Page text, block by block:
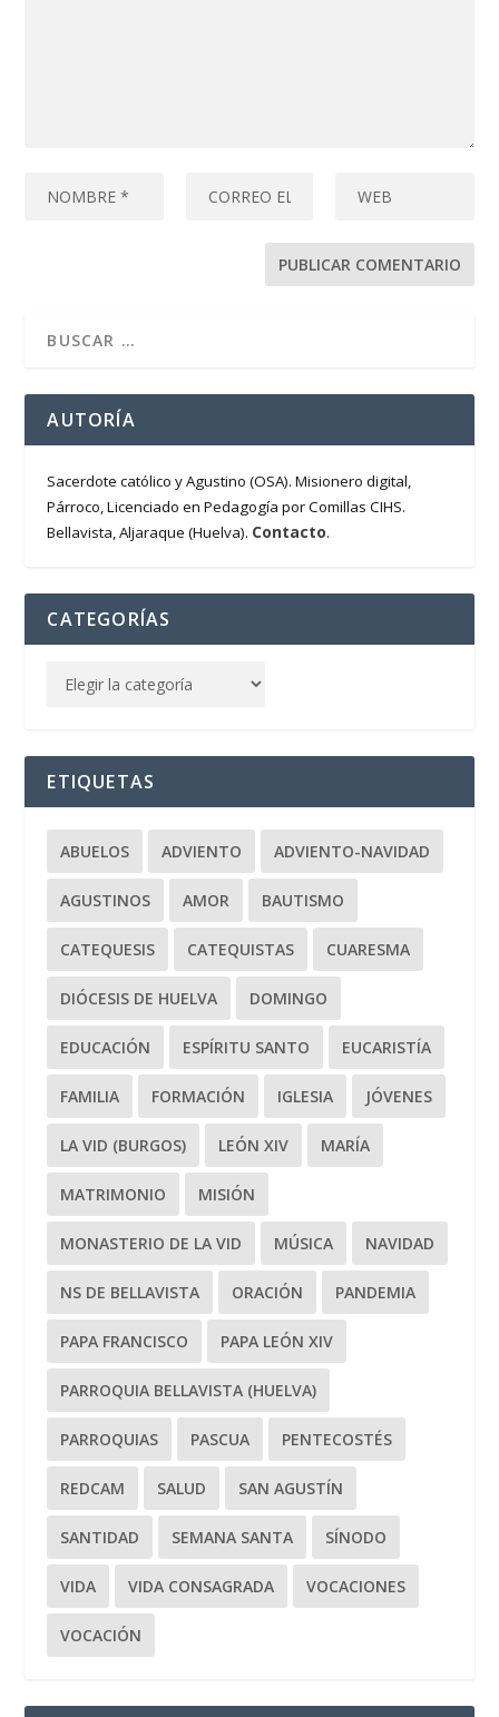
AUTORÍA
Sacerdote católico y Agustino (OSA). Misionero digital,
Párroco, Licenciado en Pedagogía por Comillas CIHS.
Bellavista, Aljaraque (Huelva). Contacto.
CATEGORÍAS
ETIQUETAS
ABUELOS ADVIENTO ADVIENTO-NAVIDAD
AGUSTINOS AMOR BAUTISMO
CATEQUESIS CATEQUISTAS CUARESMA
DIÓCESIS DE HUELVA DOMINGO
EDUCACIÓN ESPÍRITU SANTO EUCARISTÍA
FAMILIA FORMACIÓN IGLESIA JÓVENES
LA VID (BURGOS) LEÓN XIV MARÍA
MATRIMONIO MISIÓN
MONASTERIO DE LA VID MÚSICA NAVIDAD
NS DE BELLAVISTA ORACIÓN PANDEMIA
PAPA FRANCISCO PAPA LEÓN XIV
PARROQUIA BELLAVISTA (HUELVA)
PARROQUIAS PASCUA PENTECOSTÉS
REDCAM SALUD SAN AGUSTÍN
SANTIDAD SEMANA SANTA SÍNODO
VIDA VIDA CONSAGRADA VOCACIONES
VOCACIÓN